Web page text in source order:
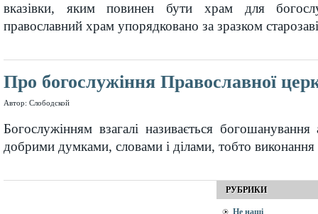
вказівки, яким повинен бути храм для
православний храм упорядковано за зразком
Про богослужіння Православної
Автор: Слободской
Богослужінням взагалі називається
добрими думками, словами і ділами, тобто виконання
РУБРИКИ
Не наші